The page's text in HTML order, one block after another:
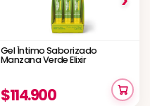
Gel Íntimo Saborizado
Manzana Verde Elixir
$114.900